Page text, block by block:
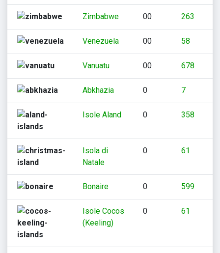
Zimbabwe 00 263
Venezuela 00 58
Vanuatu 00 678
Abkhazia 0 7
Isole Aland 0 358
Isola di
Natale
0 61
Bonaire 0 599
Isole Cocos
(Keeling)
0 61